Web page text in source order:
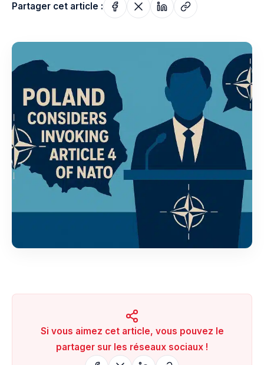
Partager cet article :
Si vous aimez cet article, vous pouvez le
partager sur les réseaux sociaux !